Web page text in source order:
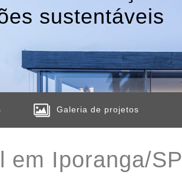
sustentáveis
Galeria de projetos
em Iporanga/SP